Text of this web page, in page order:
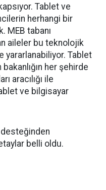
Tablet ve
herhangi bir
MEB tabanı
aileler bu teknolojik
Tablet
bakanlığın her şehirde
aracılığı ile
ve bilgisayar
belli oldu.